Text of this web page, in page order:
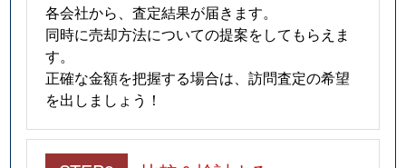
各会社から、査定結果が届きます。
同時に売却方法についての提案をしてもらえま
す。
正確な金額を把握する場合は、訪問査定の希望
を出しましょう！